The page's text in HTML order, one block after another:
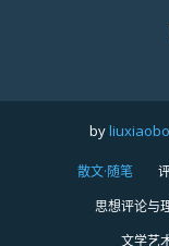
by
散文·随笔
思想评论与
文学艺